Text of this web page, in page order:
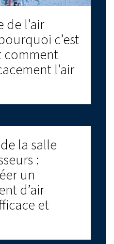
de produits
COMPRESSEURS À VIS
PISTONS
À L'AIR COMPRIMÉ